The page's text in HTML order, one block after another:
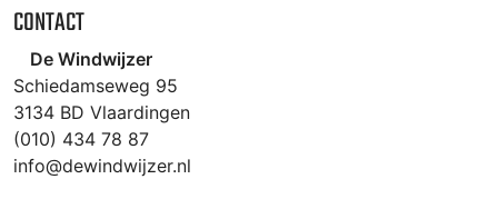
CONTACT
De Windwijzer
Schiedamseweg 95
3134 BD Vlaardingen
(010) 434 78 87
info@dewindwijzer.nl